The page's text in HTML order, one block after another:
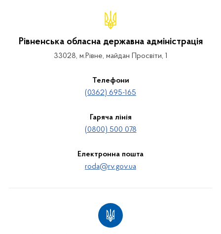
Рівненська обласна державна адміністрація
33028, м.Рівне, майдан Просвіти, 1
Телефони
(0362) 695-165
Гаряча лінія
(0800) 500 078
Електронна пошта
roda@rv.gov.ua